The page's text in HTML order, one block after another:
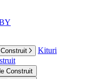
Kituri
Construit